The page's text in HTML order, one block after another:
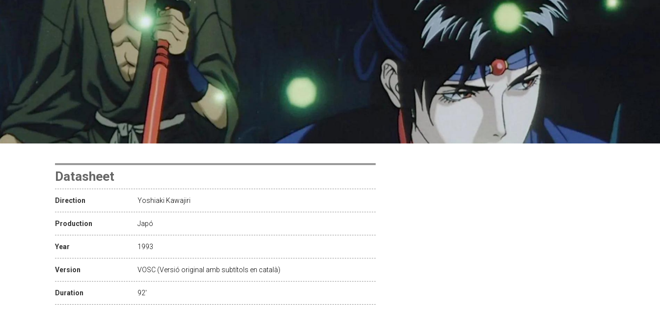
Datasheet
Direction Yoshiaki Kawajiri
Production Japó
Year 1993
Version VOSC (Versió original amb subtítols en català)
Duration 92'